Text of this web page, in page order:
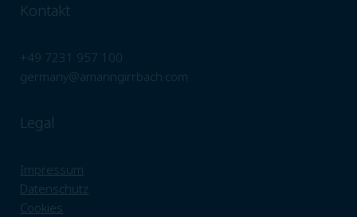
Kontakt
+49 7231 957 100
germany@amanngirrbach.com
Legal
Impressum
Datenschutz
Cookies